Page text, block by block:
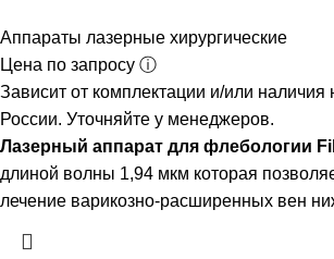
Аппараты лазерные хирургические
Цена по запросу ⓘ
Зависит от комплектации и/или наличия
России. Уточняйте у менеджеров.
Лазерный аппарат для флебологии
длиной волны 1,94 мкм которая
лечение варикозно-расширенных вен